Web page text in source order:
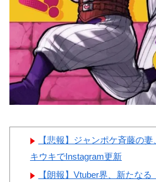
ン
いる
しい
応
韓
地震
ッフ
いう
なく
【悲報】ジャンポケ斉藤の
キウキでInstagram更新
【朗報】Vtuber界、新たな